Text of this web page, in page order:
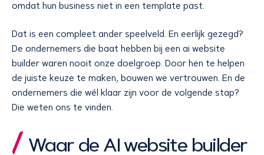
omdat hun business niet in een template past.
Dat is een compleet ander speelveld. En eerlijk gezegd?
De ondernemers die baat hebben bij een ai website
builder waren nooit onze doelgroep. Door hen te helpen
de juiste keuze te maken, bouwen we vertrouwen. En de
ondernemers die wél klaar zijn voor de volgende stap?
Die weten ons te vinden.
Waar de AI website builder